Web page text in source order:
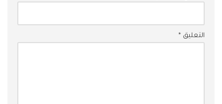
التعليق *